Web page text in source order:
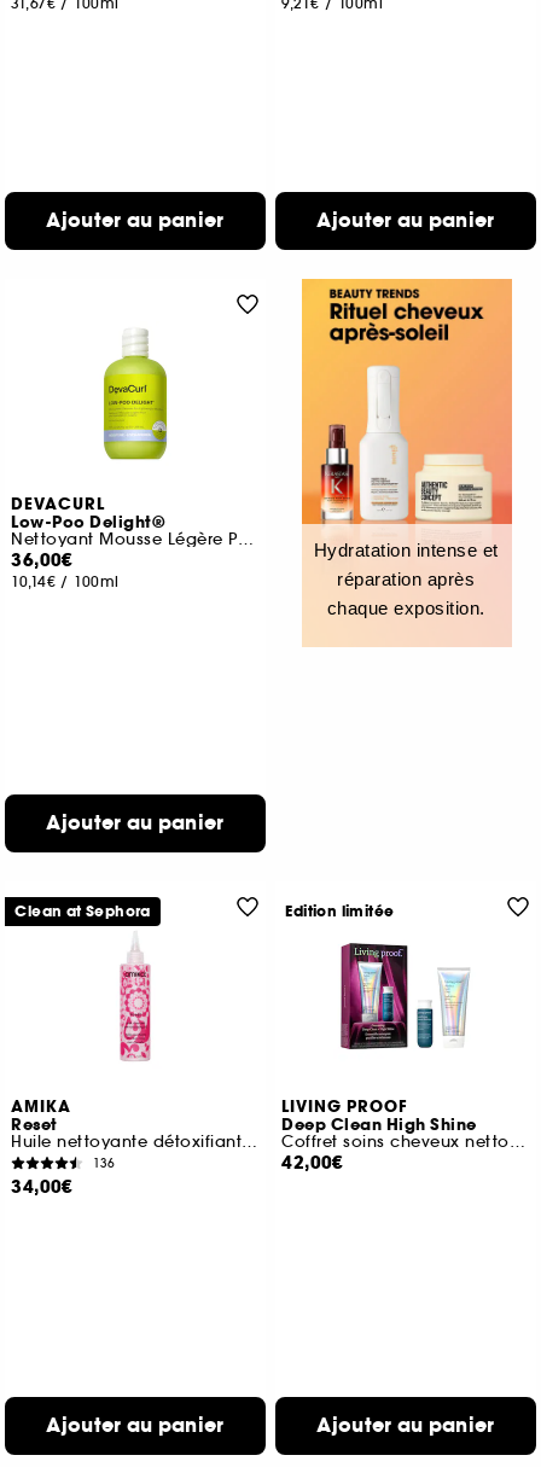
Ajouter au panier Ajouter au panier
DEVACURL
Low-Poo Delight®
Nettoyant Mousse Légère Pour Une Hydratation Légère
36,00€
10,14€ / 100ml
Ajouter au panier
Hydratation intense et
réparation après
chaque exposition.
AMIKA
Reset
Huile nettoyante détoxifiante au charbon pour le cuir chevelu
136
34,00€
Ajouter au panier
Clean at Sephora
LIVING PROOF
Deep Clean High Shine
Coffret soins cheveux nettoyants et brillance
42,00€
Ajouter au panier
Edition limitée